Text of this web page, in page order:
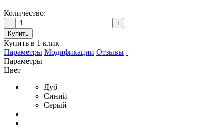
Количество:
−
+
Купить
Купить в 1 клик
Параметры Модификации Отзывы
Параметры
Цвет
Дуб
Синий
Серый